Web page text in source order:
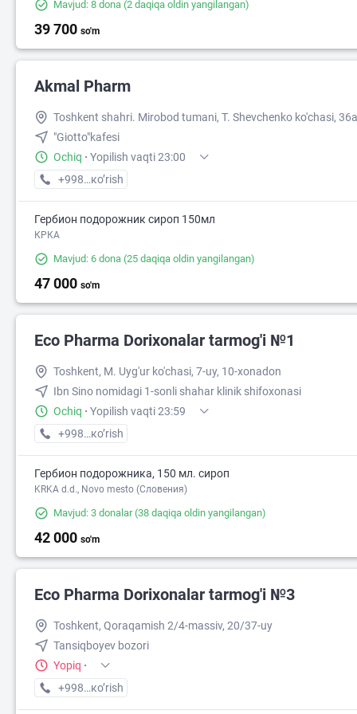
Mavjud: 8 dona (2 daqiqa oldin yangilangan)
39 700 so'm
Akmal Pharm
Toshkent shahri. Mirobod tumani, T. Shevchenko ko'chasi,
"Giotto"kafesi
Ochiq · Yopilish vaqti 23:00
+998 (99) XXX-XX-XX
кo’rish
Гербион подорожник сироп 150мл
КРКА
Mavjud: 6 dona (25 daqiqa oldin yangilangan)
47 000 so'm
Eco Pharma Dorixonalar tarmog'i №1
Toshkent, M. Uyg'ur ko'chasi, 7-uy, 10-xonadon
Ibn Sino nomidagi 1-sonli shahar klinik shifoxonasi
Ochiq · Yopilish vaqti 23:59
+998 (71) XXX-XX-XX
кo’rish
Гербион подорожника, 150 мл. сироп
KRKA d.d., Novo mesto (Словения)
Mavjud: 3 donalar(38 daqiqa oldin yangilangan)
42 000 so'm
Eco Pharma Dorixonalar tarmog'i №3
Toshkent, Qoraqamish 2/4-massiv, 20/37-uy
Tansiqboyev bozori
Yopiq ·
+998 (99) XXX-XX-XX
кo’rish